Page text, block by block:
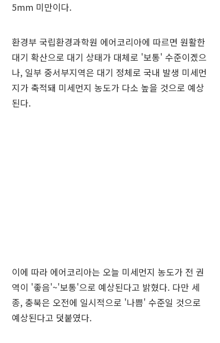
5mm 미만이다.
환경부 국립환경과학원 에어코리아에 따르면 원활한
대기 확산으로 대기 상태가 대체로 '보통' 수준이겠으
나, 일부 중서부지역은 대기 정체로 국내 발생 미세먼
지가 축적돼 미세먼지 농도가 다소 높을 것으로 예상
된다.
이에 따라 에어코리아는 오늘 미세먼지 농도가 전 권
역이 '좋음'~'보통'으로 예상된다고 밝혔다. 다만 세
종, 충북은 오전에 일시적으로 '나쁨' 수준일 것으로
예상된다고 덧붙였다.